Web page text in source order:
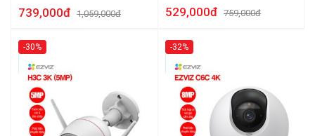
739,000đ 1,059,000đ 529,000đ 759,000đ
-30% -32%